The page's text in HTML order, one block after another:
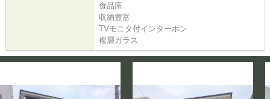
食品庫
収納豊富
TVモニタ付インターホン
複層ガラス